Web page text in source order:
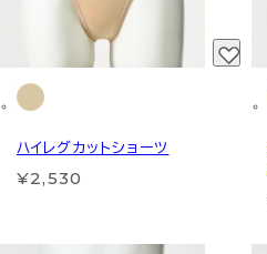
ハイレグカットショーツ
¥2,530